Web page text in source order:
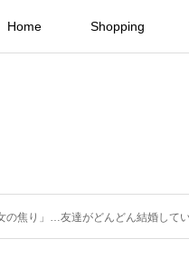
Home Shopping
の焦り」…友達がどんどん結婚して